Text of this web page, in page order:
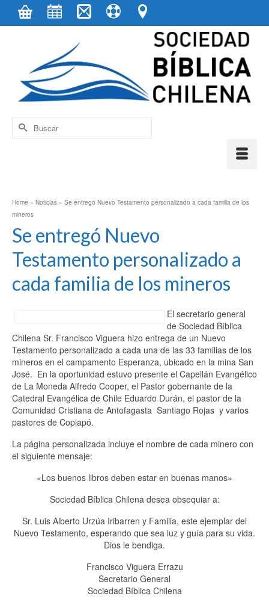
contenido
Buscar
por:
Home » Noticias » Se entregó Nuevo Testamento personalizado a cada familia de los
mineros
Se entregó Nuevo
Testamento personalizado a
cada familia de los mineros
El secretario general
de Sociedad Bíblica
Chilena Sr. Francisco Viguera hizo entrega de un Nuevo
Testamento personalizado a cada una de las 33 familias de los
mineros en el campamento Esperanza, ubicado en la mina San
José. En la oportunidad estuvo presente el Capellán Evangélico
de La Moneda Alfredo Cooper, el Pastor gobernante de la
Catedral Evangélica de Chile Eduardo Durán, el pastor de la
Comunidad Cristiana de Antofagasta Santiago Rojas y varios
pastores de Copiapó.
La página personalizada incluye el nombre de cada minero con
el siguiente mensaje:
«Los buenos libros deben estar en buenas manos»
Sociedad Bíblica Chilena desea obsequiar a:
Sr. Luis Alberto Urzúa Iribarren y Familia, este ejemplar del
Nuevo Testamento, esperando que sea luz y guía para su vida.
Dios le bendiga.
Francisco Viguera Errazu
Secretario General
Sociedad Bíblica Chilena